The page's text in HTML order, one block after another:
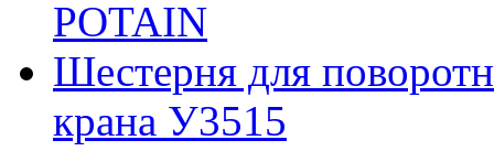
POTAIN
Шестерня для
крана У3515